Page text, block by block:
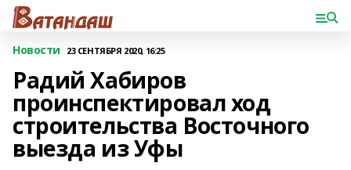
Новости 23 СЕНТЯБРЯ 2020, 16:25
Радий Хабиров
проинспектировал ход
строительства Восточного
выезда из Уфы